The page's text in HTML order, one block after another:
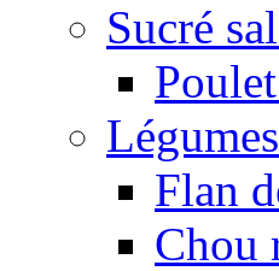
Sucré
Légumes
Flan
Chou